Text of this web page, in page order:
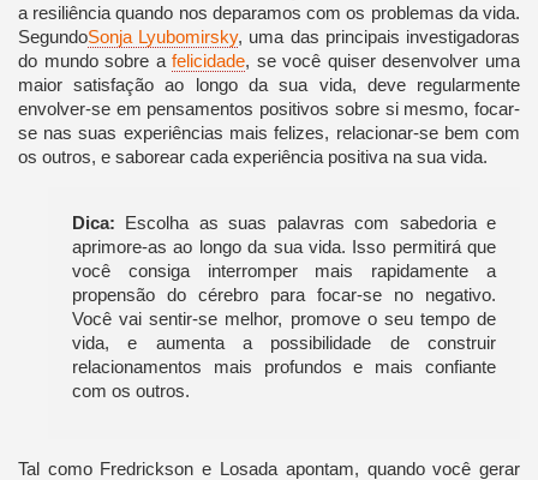
a resiliência quando nos deparamos com os problemas da vida.
SegundoSonja Lyubomirsky, uma das principais investigadoras
do mundo sobre afelicidade, se você quiser desenvolver uma
maior satisfação ao longo da sua vida, deve regularmente
envolver-se em pensamentos positivos sobre si mesmo, focar-
se nas suas experiências mais felizes, relacionar-se bem com
os outros, e saborear cada experiência positiva na sua vida.
Dica: Escolha as suas palavras com sabedoria e
aprimore-as ao longo da sua vida. Isso permitirá que
você consiga interromper mais rapidamente a
propensão do cérebro para focar-se no negativo.
Você vai sentir-se melhor, promove o seu tempo de
vida, e aumenta a possibilidade de construir
relacionamentos mais profundos e mais confiante
com os outros.
Tal como Fredrickson e Losada apontam, quando você gerar